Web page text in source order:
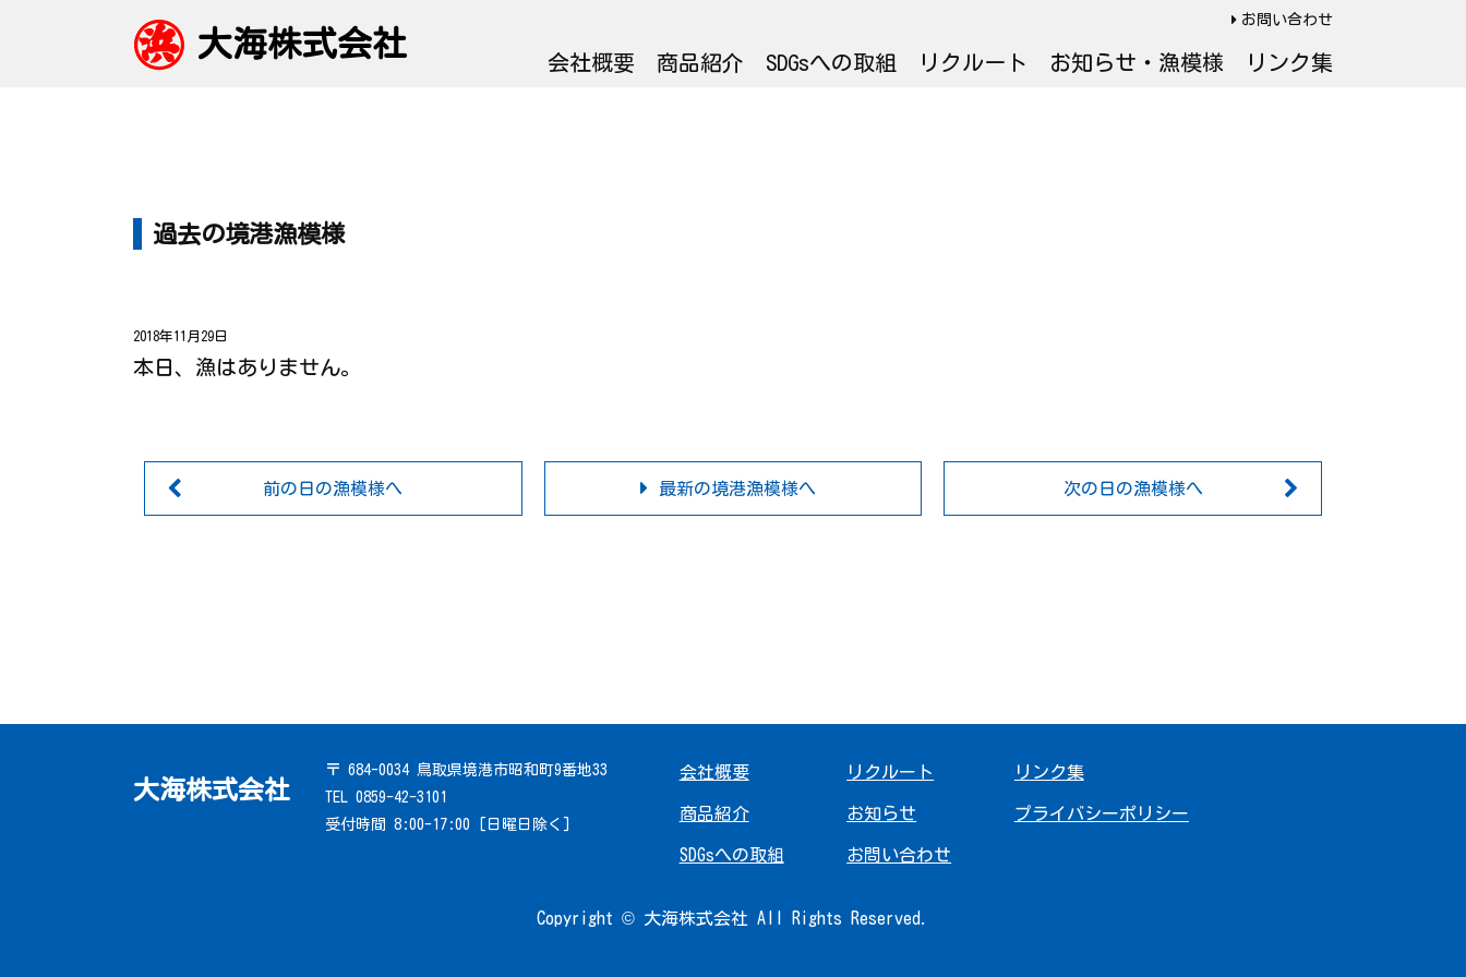
大海株式会社
お問い合わせ
会社概要 商品紹介 SDGsへの取組 リクルート お知らせ・漁模様 リンク集
過去の境港漁模様
2018年11月29日
本日、漁はありません。
前の日の漁模様へ 最新の境港漁模様へ 次の日の漁模様へ
大海株式会社
〒 684-0034 鳥取県境港市昭和町9番地33
TEL 0859-42-3101
受付時間 8:00-17:00 [日曜日除く]
会社概要
商品紹介
SDGsへの取組
リクルート
お知らせ
お問い合わせ
リンク集
プライバシーポリシー
Copyright © 大海株式会社 All Rights Reserved.